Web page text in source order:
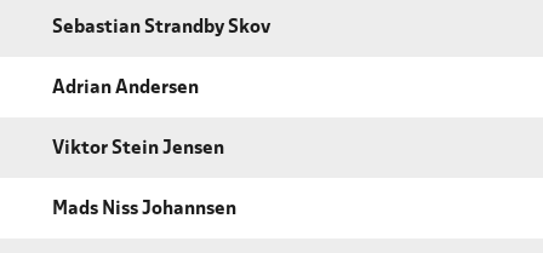
Sebastian Strandby Skov
Adrian Andersen
Viktor Stein Jensen
Mads Niss Johannsen